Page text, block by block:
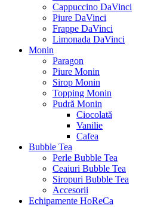
Cappuccino DaVinci
Piure DaVinci
Frappe DaVinci
Limonada DaVinci
Monin
Paragon
Piure Monin
Sirop Monin
Topping Monin
Pudră Monin
Ciocolată
Vanilie
Cafea
Bubble Tea
Perle Bubble Tea
Ceaiuri Bubble Tea
Siropuri Bubble Tea
Accesorii
Echipamente HoReCa